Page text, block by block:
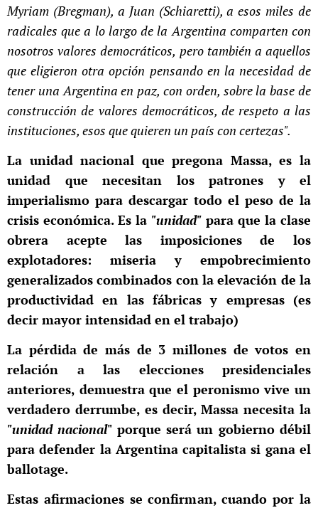
Myriam (Bregman), a Juan (Schiaretti), a esos miles de
radicales que a lo largo de la Argentina comparten con
nosotros valores democráticos, pero también a aquellos
que eligieron otra opción pensando en la necesidad de
tener una Argentina en paz, con orden, sobre la base de
construcción de valores democráticos, de respeto a las
instituciones, esos que quieren un país con certezas".
La unidad nacional que pregona Massa, es la
unidad que necesitan los patrones y el
imperialismo para descargar todo el peso de la
crisis económica. Es la "unidad" para que la clase
obrera acepte las imposiciones de los
explotadores: miseria y empobrecimiento
generalizados combinados con la elevación de la
productividad en las fábricas y empresas (es
decir mayor intensidad en el trabajo)
La pérdida de más de 3 millones de votos en
relación a las elecciones presidenciales
anteriores, demuestra que el peronismo vive un
verdadero derrumbe, es decir, Massa necesita la
"unidad nacional" porque será un gobierno débil
para defender la Argentina capitalista si gana el
ballotage.
Estas afirmaciones se confirman, cuando por la